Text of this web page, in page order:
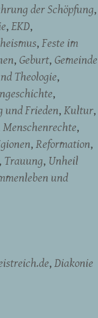
der Schöpfung
EKD
Feste im
Geburt Gemeinde
Theologie
und Frieden Kultur
Menschenrechte
Reformation
Trauung Unheil
und
Diakonie